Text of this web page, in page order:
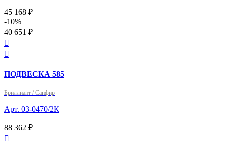
45 168 ₽
-10%
40 651 ₽


ПОДВЕСКА 585
Бриллиант / Сапфир
Арт. 03-0470/2К
88 362 ₽
